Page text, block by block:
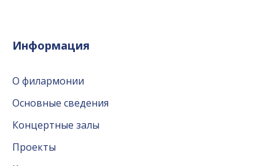
Информация
О филармонии
Основные сведения
Концертные залы
Проекты